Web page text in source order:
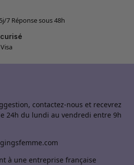
7 Réponse sous 48h
contactez-nous et recevrez
24h du lundi au vendredi entre 9h
à une entreprise française